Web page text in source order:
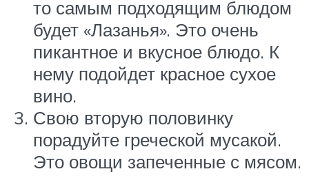
то самым подходящим блюдом
будет «Лазанья». Это очень
пикантное и вкусное блюдо. К
нему подойдет красное сухое
вино.
Свою вторую половинку
порадуйте греческой мусакой.
Это овощи запеченные с мясом.